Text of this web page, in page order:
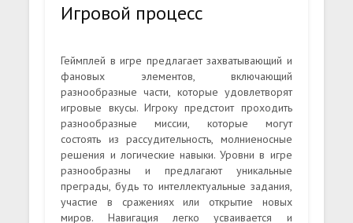
Игровой процесс
Геймплей в игре предлагает захватывающий и
фановых элементов, включающий
разнообразные части, которые удовлетворят
игровые вкусы. Игроку предстоит проходить
разнообразные миссии, которые могут
состоять из рассудительность, молниеносные
решения и логические навыки. Уровни в игре
разнообразны и предлагают уникальные
преграды, будь то интеллектуальные задания,
участие в сражениях или открытие новых
миров. Навигация легко усваивается и